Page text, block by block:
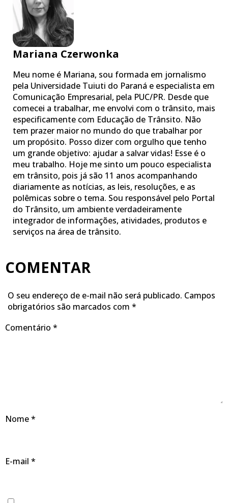
Mariana Czerwonka
Meu nome é Mariana, sou formada em jornalismo
pela Universidade Tuiuti do Paraná e especialista em
Comunicação Empresarial, pela PUC/PR. Desde que
comecei a trabalhar, me envolvi com o trânsito, mais
especificamente com Educação de Trânsito. Não
tem prazer maior no mundo do que trabalhar por
um propósito. Posso dizer com orgulho que tenho
um grande objetivo: ajudar a salvar vidas! Esse é o
meu trabalho. Hoje me sinto um pouco especialista
em trânsito, pois já são 11 anos acompanhando
diariamente as notícias, as leis, resoluções, e as
polêmicas sobre o tema. Sou responsável pelo Portal
do Trânsito, um ambiente verdadeiramente
integrador de informações, atividades, produtos e
serviços na área de trânsito.
COMENTAR
O seu endereço de e-mail não será publicado. Campos
obrigatórios são marcados com *
Comentário *
Nome*
E-mail *